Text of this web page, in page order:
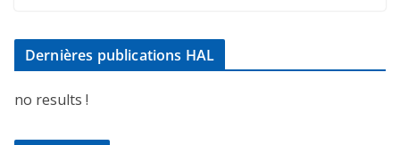
Dernières publications HAL
no results !